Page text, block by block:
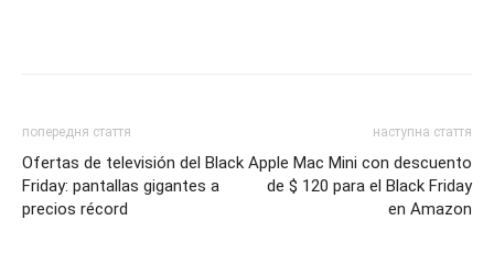
попередня стаття
Ofertas de televisión del Black
Friday: pantallas gigantes a
precios récord
наступна стаття
Apple Mac Mini con descuento
de $ 120 para el Black Friday
en Amazon